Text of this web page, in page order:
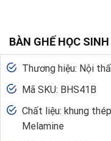
BÀN GHẾ HỌC
Thương hiệu: Nội
Mã SKU: BHS41B
Chất liệu: khung
Melamine